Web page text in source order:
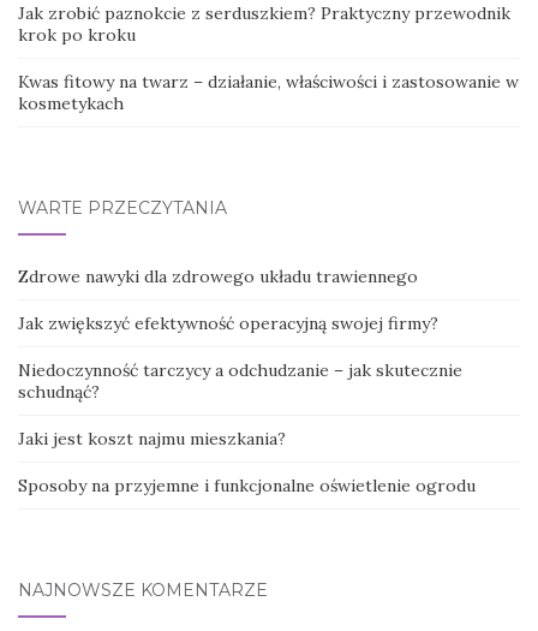
Jak zrobić paznokcie z serduszkiem? Praktyczny przewodnik
krok po kroku
Kwas fitowy na twarz – działanie, właściwości i zastosowanie w
kosmetykach
WARTE PRZECZYTANIA
Zdrowe nawyki dla zdrowego układu trawiennego
Jak zwiększyć efektywność operacyjną swojej firmy?
Niedoczynność tarczycy a odchudzanie – jak skutecznie
schudnąć?
Jaki jest koszt najmu mieszkania?
Sposoby na przyjemne i funkcjonalne oświetlenie ogrodu
NAJNOWSZE KOMENTARZE